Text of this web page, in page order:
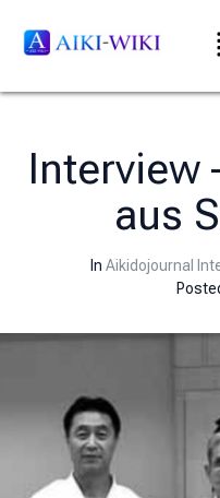
Interview
aus
In Aikidojournal